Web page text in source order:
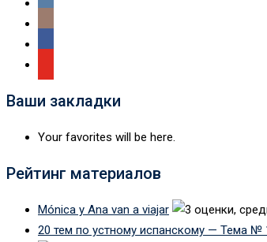
Ваши закладки
Your favorites will be here.
Рейтинг материалов
Mónica y Ana van a viajar
20 тем по устному испанскому — Тема №